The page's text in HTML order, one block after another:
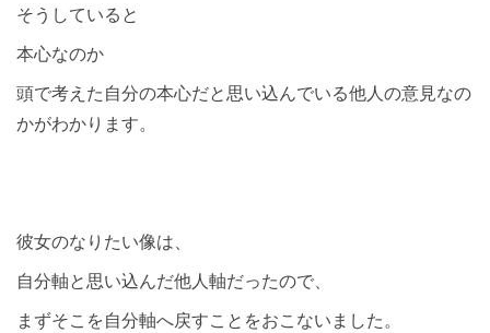
そうしていると
本心なのか
頭で考えた自分の本心だと思い込んでいる他人の意見なの
かがわかります。
彼女のなりたい像は、
自分軸と思い込んだ他人軸だったので、
まずそこを自分軸へ戻すことをおこないました。